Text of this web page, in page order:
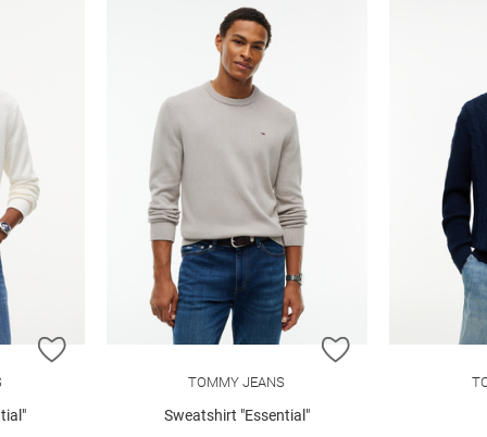
ZUR WUNSCHLISTE HINZUFÜGEN ZUR
TOMMY JEANS
Sweatshirt "Essential"